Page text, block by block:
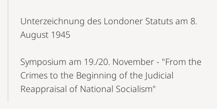
Unterzeichnung des Londoner Statuts am 8.
August 1945
Symposium am 19./20. November - "From the
Crimes to the Beginning of the Judicial
Reappraisal of National Socialism"